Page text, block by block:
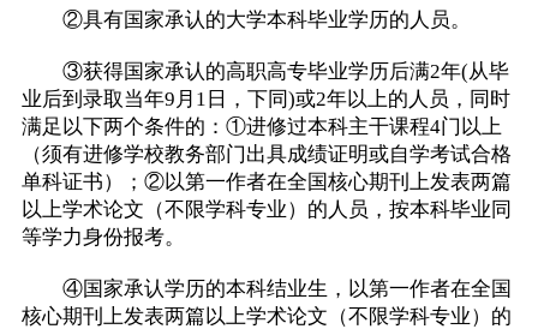
②具有国家承认的大学本科毕业学历的人员。
③获得国家承认的高职高专毕业学历后满2年(从毕
业后到录取当年9月1日，下同)或2年以上的人员，同时
满足以下两个条件的：①进修过本科主干课程4门以上
（须有进修学校教务部门出具成绩证明或自学考试合格
单科证书）；②以第一作者在全国核心期刊上发表两篇
以上学术论文（不限学科专业）的人员，按本科毕业同
等学力身份报考。
④国家承认学历的本科结业生，以第一作者在全国
核心期刊上发表两篇以上学术论文（不限学科专业）的